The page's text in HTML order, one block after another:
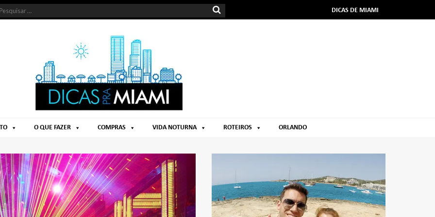
DICAS DE MIAMI
O QUE FAZER COMPRAS VIDA NOTURNA ROTEIROS ORLANDO